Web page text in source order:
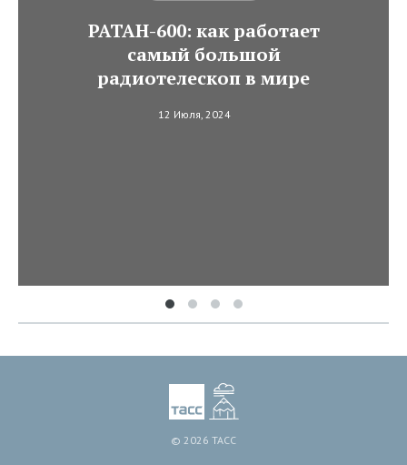
РАТАН-600: как работает
самый большой
радиотелескоп в мире
12 Июля, 2024
© 2026 ТАСС